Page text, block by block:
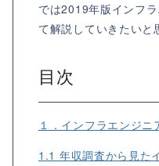
では2019年版インフ
て解説していきたいと
目次
１．インフラエンジニ
1.1 年収調査から見た